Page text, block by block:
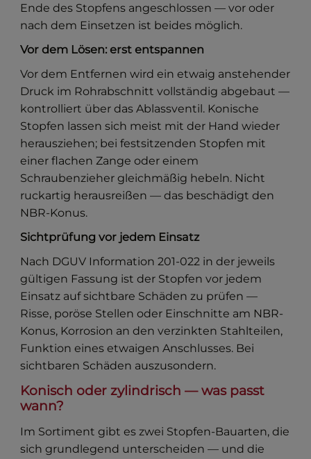
Ende des Stopfens angeschlossen — vor oder
nach dem Einsetzen ist beides möglich.
Vor dem Lösen: erst entspannen
Vor dem Entfernen wird ein etwaig anstehender
Druck im Rohrabschnitt vollständig abgebaut —
kontrolliert über das Ablassventil. Konische
Stopfen lassen sich meist mit der Hand wieder
herausziehen; bei festsitzenden Stopfen mit
einer flachen Zange oder einem
Schraubenzieher gleichmäßig hebeln. Nicht
ruckartig herausreißen — das beschädigt den
NBR-Konus.
Sichtprüfung vor jedem Einsatz
Nach DGUV Information 201-022 in der jeweils
gültigen Fassung ist der Stopfen vor jedem
Einsatz auf sichtbare Schäden zu prüfen —
Risse, poröse Stellen oder Einschnitte am NBR-
Konus, Korrosion an den verzinkten Stahlteilen,
Funktion eines etwaigen Anschlusses. Bei
sichtbaren Schäden auszusondern.
Konisch oder zylindrisch — was passt
wann?
Im Sortiment gibt es zwei Stopfen-Bauarten, die
sich grundlegend unterscheiden — und die